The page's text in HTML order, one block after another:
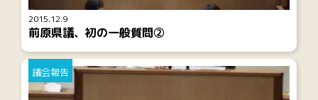
2015.12.9
前原県議、初の一般質問②
議会報告